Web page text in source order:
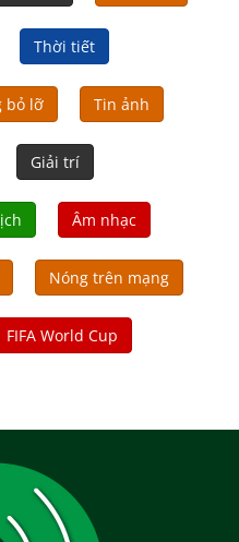
Thời tiết
bỏ lỡ Tin ảnh
Giải trí
Âm nhạc
Nóng trên mạng
FIFA World Cup